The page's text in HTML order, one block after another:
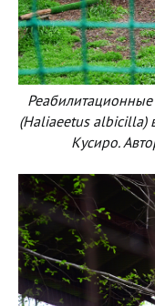
(Haliaeetus albicilla)
Кусиро.